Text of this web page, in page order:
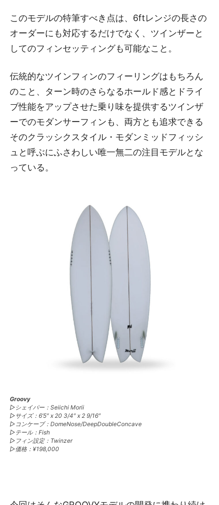
このモデルの特筆すべき点は、6ftレンジの長さの
オーダーにも対応するだけでなく、ツインザーと
してのフィンセッティングも可能なこと。
伝統的なツインフィンのフィーリングはもちろん
のこと、ターン時のさらなるホールド感とドライ
ブ性能をアップさせた乗り味を提供するツインザ
ーでのモダンサーフィンも、両方とも追求できる
そのクラッシクスタイル・モダンミッドフィッシ
ュと呼ぶにふさわしい唯一無二の注目モデルとな
っている。
Groovy
▷シェイパー：Seiichi Morii
▷サイズ：6’5″ x 20 3/4″ x 2 9/16″
▷コンケーブ：DomeNose/DeepDoubleConcave
▷テール：Fish
▷フィン設定：Twinzer
▷価格：¥198,000